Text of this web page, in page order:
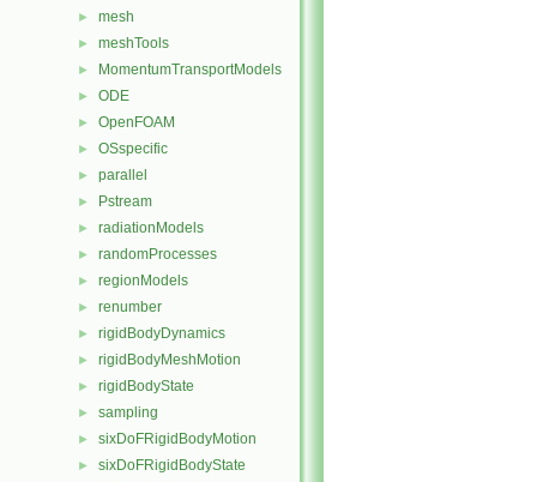
► mesh
► meshTools
► MomentumTransportModels
► ODE
► OpenFOAM
► OSspecific
► parallel
► Pstream
► radiationModels
► randomProcesses
► regionModels
► renumber
► rigidBodyDynamics
► rigidBodyMeshMotion
► rigidBodyState
► sampling
► sixDoFRigidBodyMotion
► sixDoFRigidBodyState